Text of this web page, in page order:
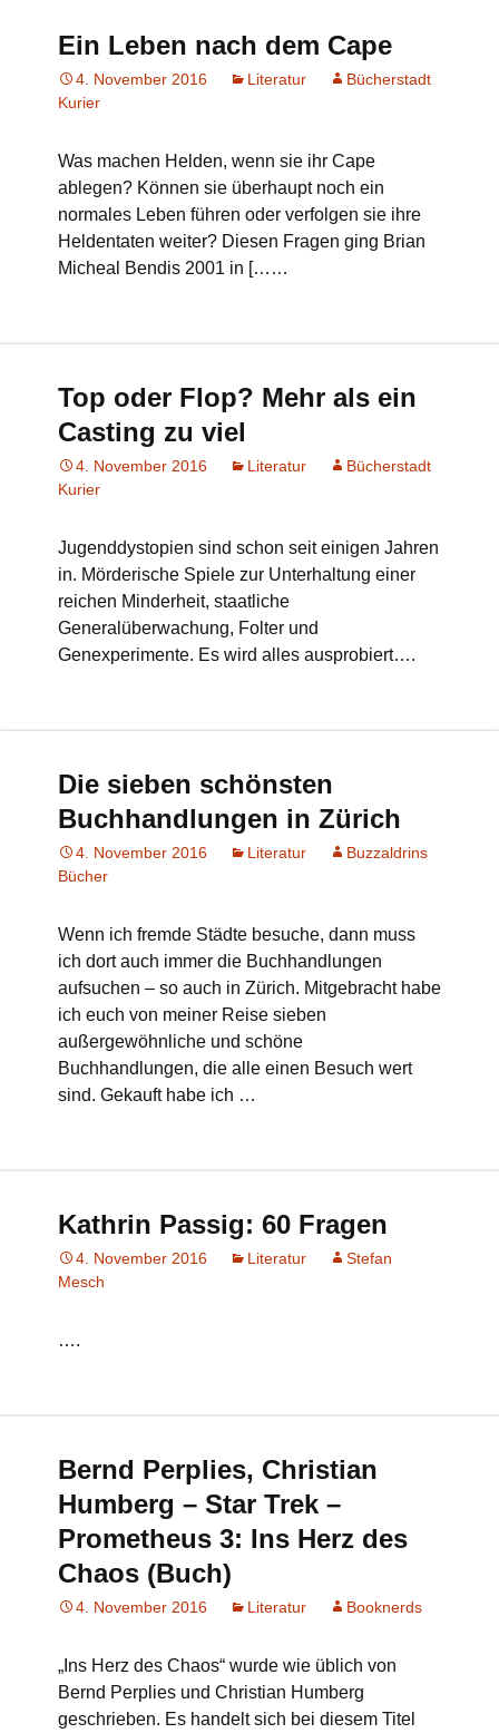
Ein Leben nach dem Cape
4. November 2016 Literatur
Bücherstadt
Kurier
Was machen Helden, wenn sie ihr Cape
ablegen? Können sie überhaupt noch ein
normales Leben führen oder verfolgen sie ihre
Heldentaten weiter? Diesen Fragen ging Brian
Micheal Bendis 2001 in [……
Top oder Flop? Mehr als ein
Casting zu viel
4. November 2016 Literatur
Bücherstadt
Kurier
Jugenddystopien sind schon seit einigen Jahren
in. Mörderische Spiele zur Unterhaltung einer
reichen Minderheit, staatliche
Generalüberwachung, Folter und
Genexperimente. Es wird alles ausprobiert….
Die sieben schönsten
Buchhandlungen in Zürich
4. November 2016 Literatur
Buzzaldrins
Bücher
Wenn ich fremde Städte besuche, dann muss
ich dort auch immer die Buchhandlungen
aufsuchen – so auch in Zürich. Mitgebracht habe
ich euch von meiner Reise sieben
außergewöhnliche und schöne
Buchhandlungen, die alle einen Besuch wert
sind. Gekauft habe ich …
Kathrin Passig: 60 Fragen
4. November 2016 Literatur
Stefan
Mesch
….
Bernd Perplies, Christian
Humberg – Star Trek –
Prometheus 3: Ins Herz des
Chaos (Buch)
4. November 2016 Literatur Booknerds
„Ins Herz des Chaos“ wurde wie üblich von
Bernd Perplies und Christian Humberg
geschrieben. Es handelt sich bei diesem Titel